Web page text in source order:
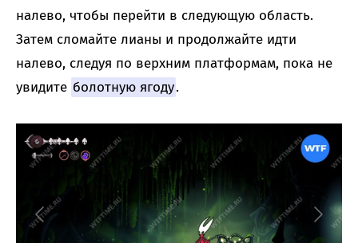
налево, чтобы перейти в следующую область.
Затем сломайте лианы и продолжайте идти
налево, следуя по верхним платформам, пока не
увидите болотную ягоду.